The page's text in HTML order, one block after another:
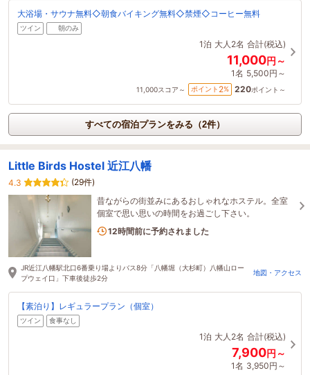
大浴場・サウナ無料◇朝食バイキング無料◇禁煙◇コーヒー無料
ツイン 朝のみ
1泊 大人2名 合計(税込)
11,000円～
1名 5,500円～
11,000スコア～ ポイント 2% 220ポイント～
すべての宿泊プランをみる（2件）
Little Birds Hostel 近江八幡
4.3
(29件)
昔ながらの街並みにあるおしゃれなホステル。全室
個室で思い思いの時間をお過ごし下さい。
2名がこの宿を見ています
12時間前に予約されました
JR近江八幡駅北口6番乗り場よりバス8分「八幡堀（大杉町）八幡山ロー
プウェイ口」下車後徒歩2分
地図・アクセス
【素泊り】レギュラープラン（個室）
ツイン 食事なし
1泊 大人2名 合計(税込)
7,900円～
1名 3,950円～